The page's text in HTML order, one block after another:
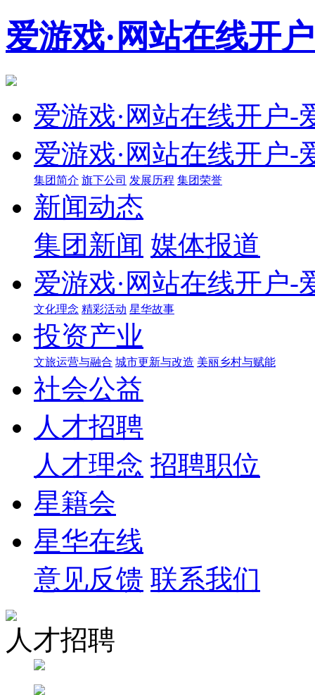
爱游戏·网站在线开
爱游戏·网站在线开户-
爱游戏·网站在线开户-
集团简介 旗下公司 发展历程 集团荣誉
新闻动态
集团新闻 媒体报道
爱游戏·网站在线开户-
文化理念 精彩活动 星华故事
投资产业
文旅运营与融合 城市更新与改造 美丽乡村与赋能
社会公益
人才招聘
人才理念 招聘职位
星籍会
星华在线
意见反馈 联系我们
人才招聘